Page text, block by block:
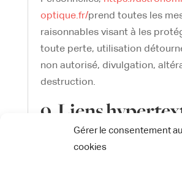
Gérer le consentement
cookies
optique.fr/prend toutes les
raisonnables visant à les
toute perte, utilisation
non autorisé, divulgation,
destruction.
9. Liens
cookies » et
(“tags”) internet